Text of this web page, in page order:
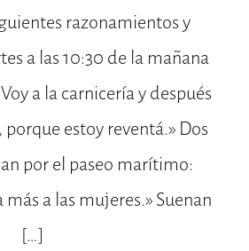
razonamientos y
a las 10:30 de la mañana
a la carnicería y después
estoy reventá.» Dos
por el paseo marítimo:
a las mujeres.» Suenan
[…]